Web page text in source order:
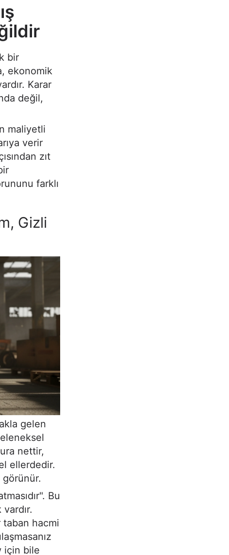
bir
ekonomik
Karar
değil,
maliyetli
verir
zıt
farklı
Gizli
gelen
nettir,
ellerdedir.
Bu
hacmi
için bile